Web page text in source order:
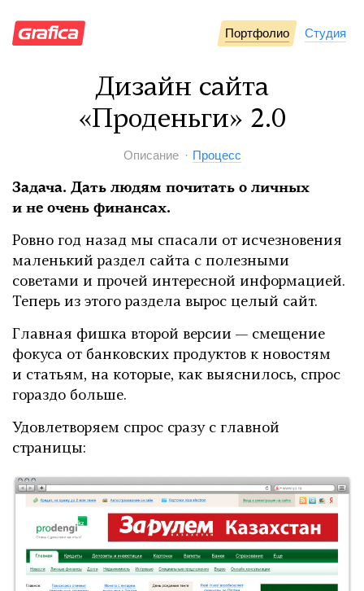
Портфолио Студия
Дизайн сайта
«Проденьги» 2.0
Описание Процесс
Задача. Дать людям почитать о личных
и не очень финансах.
Ровно год назад мы спасали от исчезновения
маленький раздел сайта с полезными
советами и прочей интересной информацией.
Теперь из этого раздела вырос целый сайт.
Главная фишка второй версии — смещение
фокуса от банковских продуктов к новостям
и статьям, на которые, как выяснилось, спрос
гораздо больше.
Удовлетворяем спрос сразу с главной
страницы: